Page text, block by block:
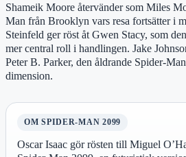
Shameik Moore återvänder som Miles
Man från Brooklyn vars resa fortsätter i
Steinfeld ger röst åt Gwen Stacy, som
mer central roll i handlingen. Jake
Peter B. Parker, den åldrande Spider-
dimension.
OM SPIDER-MAN 2099
Oscar Isaac gör rösten till Miguel